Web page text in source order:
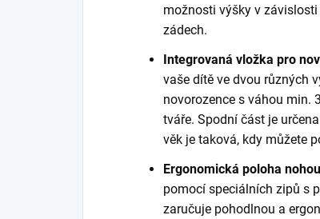
možnosti výšky v
zádech.
Integrovaná vložka pro
vaše dítě ve dvou různých
novorozence s váhou min.
tváře. Spodní část je
věk je taková, kdy můžete
Ergonomická poloha
pomocí speciálních zipů s
zaručuje pohodlnou a